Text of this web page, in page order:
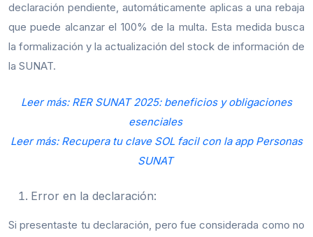
declaración pendiente, automáticamente aplicas a una rebaja
que puede alcanzar el 100% de la multa. Esta medida busca
la formalización y la actualización del stock de información de
la SUNAT.
Leer más: RER SUNAT 2025: beneficios y obligaciones
esenciales
Leer más: Recupera tu clave SOL facil con la app Personas
SUNAT
Error en la declaración:
Si presentaste tu declaración, pero fue considerada como no